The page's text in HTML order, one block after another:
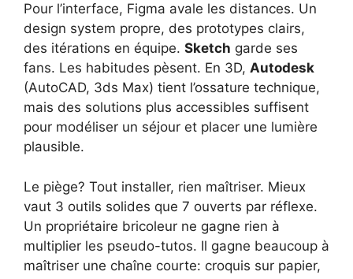
Pour l’interface, Figma avale les distances. Un
design system propre, des prototypes clairs,
des itérations en équipe. Sketch garde ses
fans. Les habitudes pèsent. En 3D, Autodesk
(AutoCAD, 3ds Max) tient l’ossature technique,
mais des solutions plus accessibles suffisent
pour modéliser un séjour et placer une lumière
plausible.
Le piège? Tout installer, rien maîtriser. Mieux
vaut 3 outils solides que 7 ouverts par réflexe.
Un propriétaire bricoleur ne gagne rien à
multiplier les pseudo-tutos. Il gagne beaucoup à
maîtriser une chaîne courte: croquis sur papier,